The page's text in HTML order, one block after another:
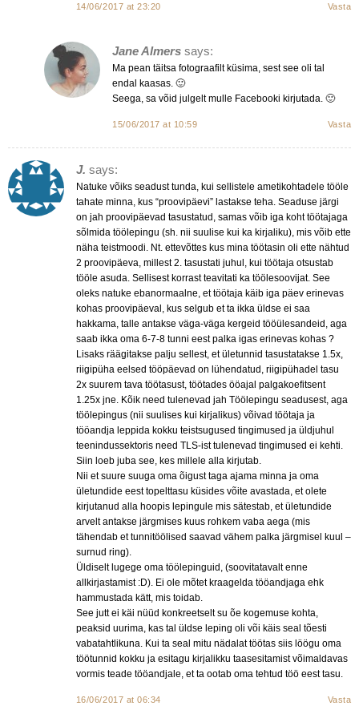
14/06/2017 at 23:20 Vasta
Jane Almers says:
Ma pean täitsa fotograafilt küsima, sest see oli tal
endal kaasas. 🙂
Seega, sa võid julgelt mulle Facebooki kirjutada. 🙂
15/06/2017 at 10:59 Vasta
J. says:
Natuke võiks seadust tunda, kui sellistele ametikohtadele tööle
tahate minna, kus “proovipäevi” lastakse teha. Seaduse järgi
on jah proovipäevad tasustatud, samas võib iga koht töötajaga
sõlmida töölepingu (sh. nii suulise kui ka kirjaliku), mis võib ette
näha teistmoodi. Nt. ettevõttes kus mina töötasin oli ette nähtud
2 proovipäeva, millest 2. tasustati juhul, kui töötaja otsustab
tööle asuda. Sellisest korrast teavitati ka töölesoovijat. See
oleks natuke ebanormaalne, et töötaja käib iga päev erinevas
kohas proovipäeval, kus selgub et ta ikka üldse ei saa
hakkama, talle antakse väga-väga kergeid tööülesandeid, aga
saab ikka oma 6-7-8 tunni eest palka igas erinevas kohas ?
Lisaks räägitakse palju sellest, et ületunnid tasustatakse 1.5x,
riigipüha eelsed tööpäevad on lühendatud, riigipühadel tasu
2x suurem tava töötasust, töötades ööajal palgakoefitsent
1.25x jne. Kõik need tulenevad jah Töölepingu seadusest, aga
töölepingus (nii suulises kui kirjalikus) võivad töötaja ja
tööandja leppida kokku teistsugused tingimused ja üldjuhul
teenindussektoris need TLS-ist tulenevad tingimused ei kehti.
Siin loeb juba see, kes millele alla kirjutab.
Nii et suure suuga oma õigust taga ajama minna ja oma
ületundide eest topelttasu küsides võite avastada, et olete
kirjutanud alla hoopis lepingule mis sätestab, et ületundide
arvelt antakse järgmises kuus rohkem vaba aega (mis
tähendab et tunnitöölised saavad vähem palka järgmisel kuul –
surnud ring).
Üldiselt lugege oma töölepinguid, (soovitatavalt enne
allkirjastamist :D). Ei ole mõtet kraagelda tööandjaga ehk
hammustada kätt, mis toidab.
See jutt ei käi nüüd konkreetselt su õe kogemuse kohta,
peaksid uurima, kas tal üldse leping oli või käis seal tõesti
vabatahtlikuna. Kui ta seal mitu nädalat töötas siis löögu oma
töötunnid kokku ja esitagu kirjalikku taasesitamist võimaldavas
vormis teade tööandjale, et ta ootab oma tehtud töö eest tasu.
16/06/2017 at 06:34 Vasta